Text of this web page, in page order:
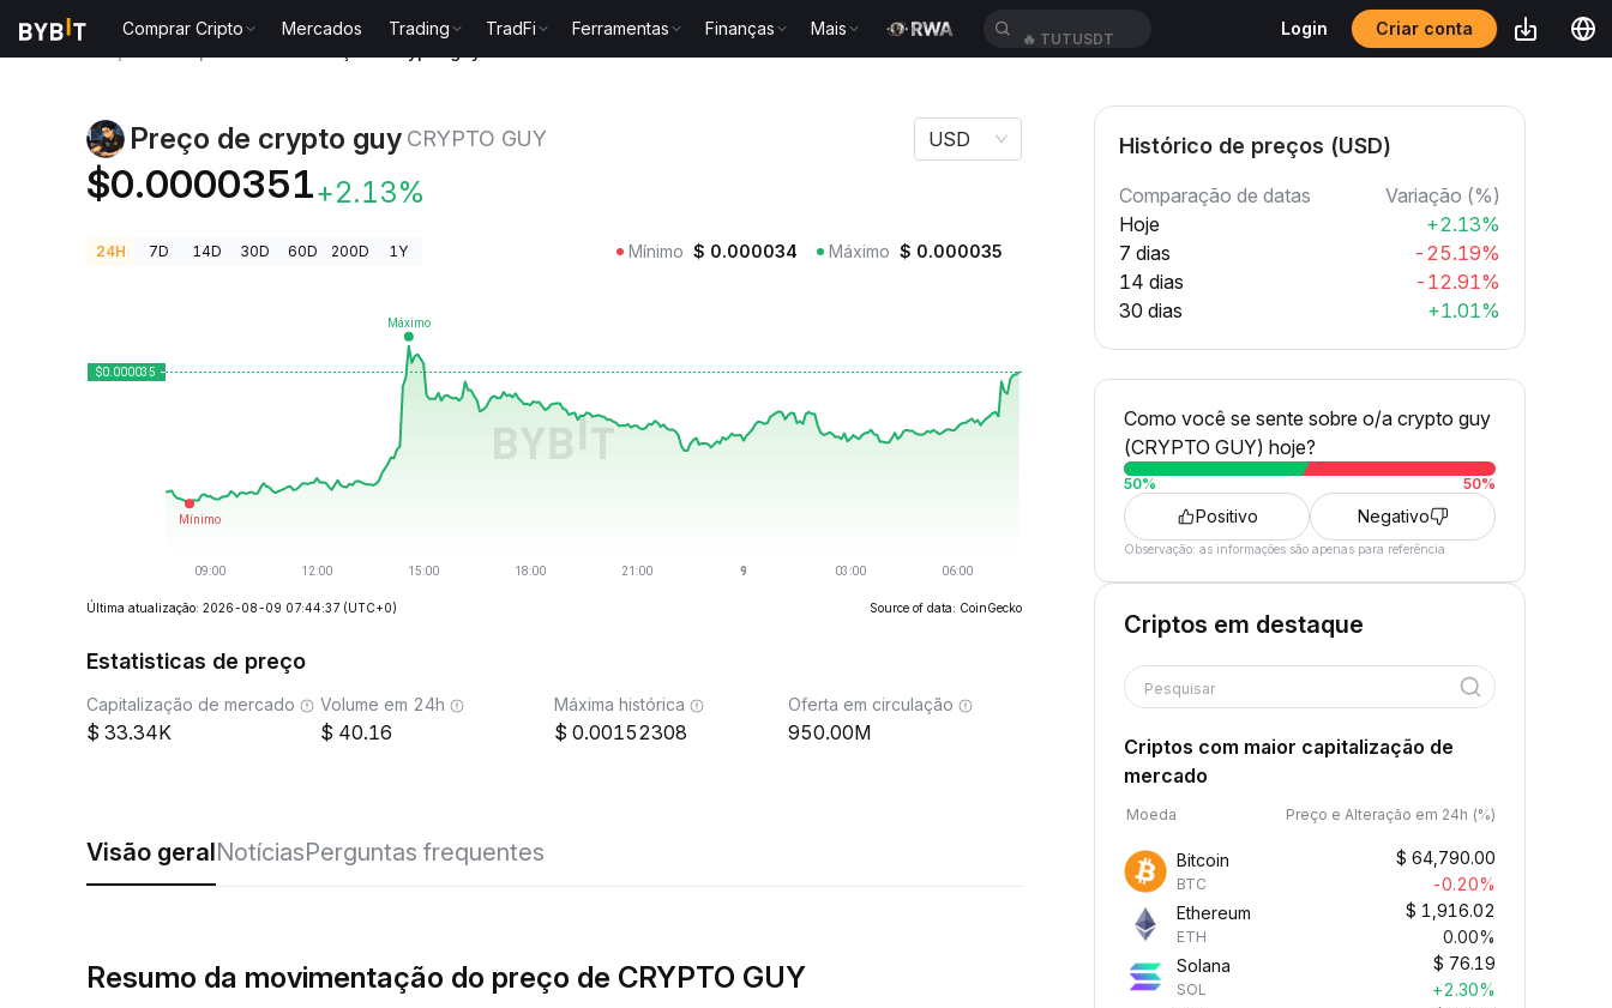
Comprar Cripto Mercados Trading TradFi Ferramentas Finanças Mais Login Criar conta
Preço de crypto guy CRYPTO GUY
$0.0000351+2.13%
USD
24H 7D 14D 30D 60D 200D 1Y Mínimo $ 0.000034 Máximo $ 0.000035
Última atualização: 2026-08-09 07:44:37 (UTC+0) Source of data: CoinGecko
Estatisticas de preço
Capitalização de mercado
33.34K
Volume em 24h
40.16
Máxima histórica
0.00152308
Oferta em circulação
950.00M
Visão geralNotíciasPerguntas frequentes
Resumo da movimentação do preço de CRYPTO GUY
Histórico de preços (USD)
Comparação de datas
Variação (%)
Hoje
+2.13%
7 dias
-25.19%
14 dias
-12.91%
30 dias
+1.01%
Como você se sente sobre o/a crypto guy
(CRYPTO GUY) hoje?
50% 50%
Positivo Negativo
Observação: as informações são apenas para referência.
Criptos em destaque
Pesquisar
Criptos com maior capitalização de
mercado
Moeda Preço e Alteração em 24h (%)
Bitcoin
BTC
$ 64,790.00
-0.20%
Ethereum
ETH
$ 1,916.02
0.00%
Solana
SOL
$ 76.19
+2.30%